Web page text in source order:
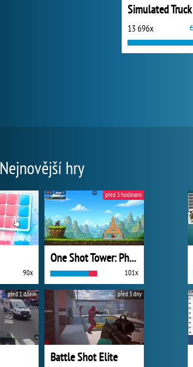
13 696x
Nejnovější hry
90x
One Shot Tower: Physics Destroyer
101x
před 3 hodinami
před 1 dnem
Battle Shot Elite
před 3 dny